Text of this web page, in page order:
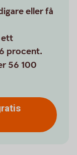
eller få
ett
procent.
56 100